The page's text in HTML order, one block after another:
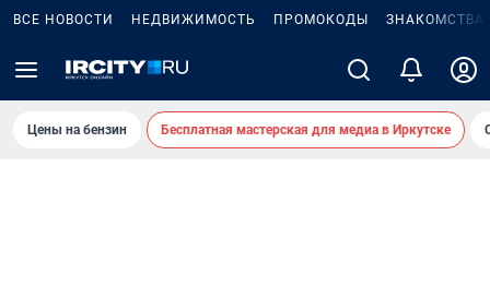
ВСЕ НОВОСТИ НЕДВИЖИМОСТЬ ПРОМОКОДЫ ЗНАКОМСТВА
Цены на бензин Бесплатная мастерская для медиа в Иркутске